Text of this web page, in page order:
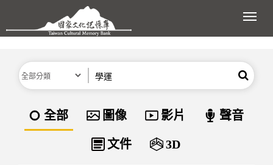
跳到主要內容區塊
展
分類 搜尋
資料類型
全部 圖像 影片 聲音
文件 3D